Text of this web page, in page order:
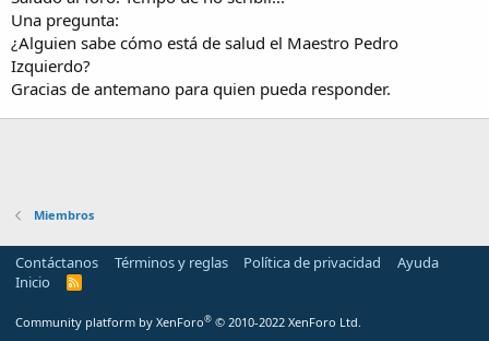
Una pregunta:
¿Alguien sabe cómo está de salud el Maestro Pedro
Izquierdo?
Gracias de antemano para quien pueda responder.
Miembros
Contáctanos Términos y reglas Política de privacidad
Ayuda
Inicio
R
Community platform by XenForo® © 2010-2022 XenForo Ltd.